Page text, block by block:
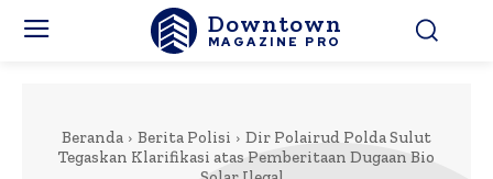
Downtown
MAGAZINE PRO
Beranda Berita Polisi
Dir Polairud Polda Sulut
Tegaskan Klarifikasi atas Pemberitaan Dugaan Bio